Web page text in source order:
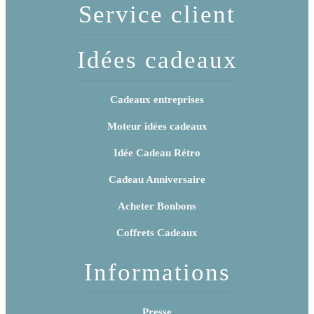
Service client
Idées cadeaux
Cadeaux entreprises
Moteur idées cadeaux
Idée Cadeau Rétro
Cadeau Anniversaire
Acheter Bonbons
Coffrets Cadeaux
Informations
Presse